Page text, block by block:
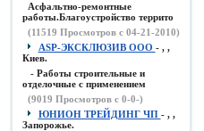
Асфальтно-ремонтные
работы.Благоустройство террито
(11519 Просмотров с 04-21-2010)
ASP-ЭКСКЛЮЗИВ ООО - , ,
Киев.
- Работы строительные и
отделочные с применением
(9019 Просмотров с 0-0-)
ЮНИОН ТРЕЙДИНГ ЧП - , ,
Запорожье.